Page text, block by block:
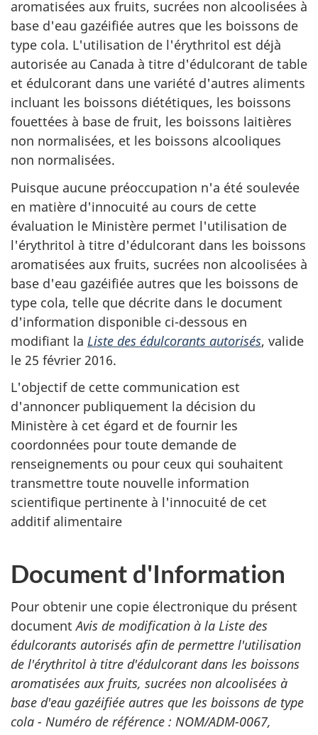
aromatisées aux fruits, sucrées non alcoolisées à
base d'eau gazéifiée autres que les boissons de
type cola. L'utilisation de l'érythritol est déjà
autorisée au Canada à titre d'édulcorant de table
et édulcorant dans une variété d'autres aliments
incluant les boissons diététiques, les boissons
fouettées à base de fruit, les boissons laitières
non normalisées, et les boissons alcooliques
non normalisées.
Puisque aucune préoccupation n'a été soulevée
en matière d'innocuité au cours de cette
évaluation le Ministère permet l'utilisation de
l'érythritol à titre d'édulcorant dans les boissons
aromatisées aux fruits, sucrées non alcoolisées à
base d'eau gazéifiée autres que les boissons de
type cola, telle que décrite dans le document
d'information disponible ci-dessous en
modifiant la Liste des édulcorants autorisés, valide
le 25 février 2016.
L'objectif de cette communication est
d'annoncer publiquement la décision du
Ministère à cet égard et de fournir les
coordonnées pour toute demande de
renseignements ou pour ceux qui souhaitent
transmettre toute nouvelle information
scientifique pertinente à l'innocuité de cet
additif alimentaire
Document d'Information
Pour obtenir une copie électronique du présent
documentAvis de modification à la Liste des
édulcorants autorisés afin de permettre l'utilisation
de l'érythritol à titre d'édulcorant dans les boissons
aromatisées aux fruits, sucrées non alcoolisées à
base d'eau gazéifiée autres que les boissons de type
cola - Numéro de référence : NOM/ADM-0067,